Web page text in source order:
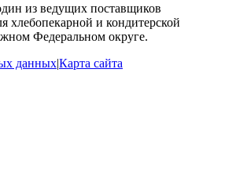
из ведущих поставщиков
хлебопекарной и кондитерской
Федеральном округе.
данных|Карта сайта